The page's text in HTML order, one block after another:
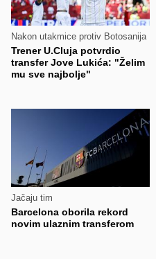
Nakon utakmice protiv Botosanija
Trener U.Cluja potvrdio
transfer Jove Lukića: "Želim
mu sve najbolje"
Jačaju tim
Barcelona oborila rekord
novim ulaznim transferom